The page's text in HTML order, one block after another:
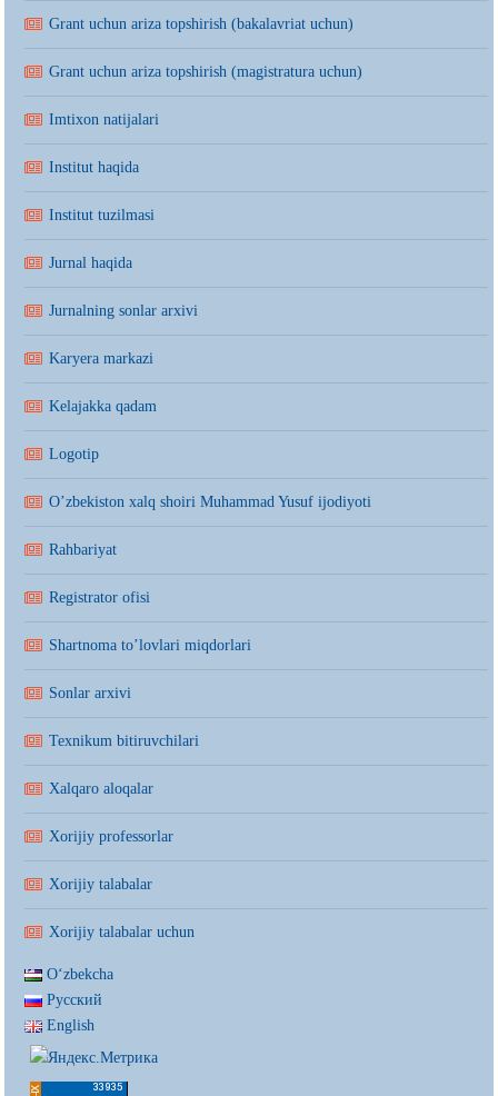
Grant uchun ariza topshirish (bakalavriat uchun)
Grant uchun ariza topshirish (magistratura uchun)
Imtixon natijalari
Institut haqida
Institut tuzilmasi
Jurnal haqida
Jurnalning sonlar arxivi
Karyera markazi
Kelajakka qadam
Logotip
O’zbekiston xalq shoiri Muhammad Yusuf ijodiyoti
Rahbariyat
Registrator ofisi
Shartnoma to’lovlari miqdorlari
Sonlar arxivi
Texnikum bitiruvchilari
Xalqaro aloqalar
Xorijiy professorlar
Xorijiy talabalar
Xorijiy talabalar uchun
Oʻzbekcha
Русский
English